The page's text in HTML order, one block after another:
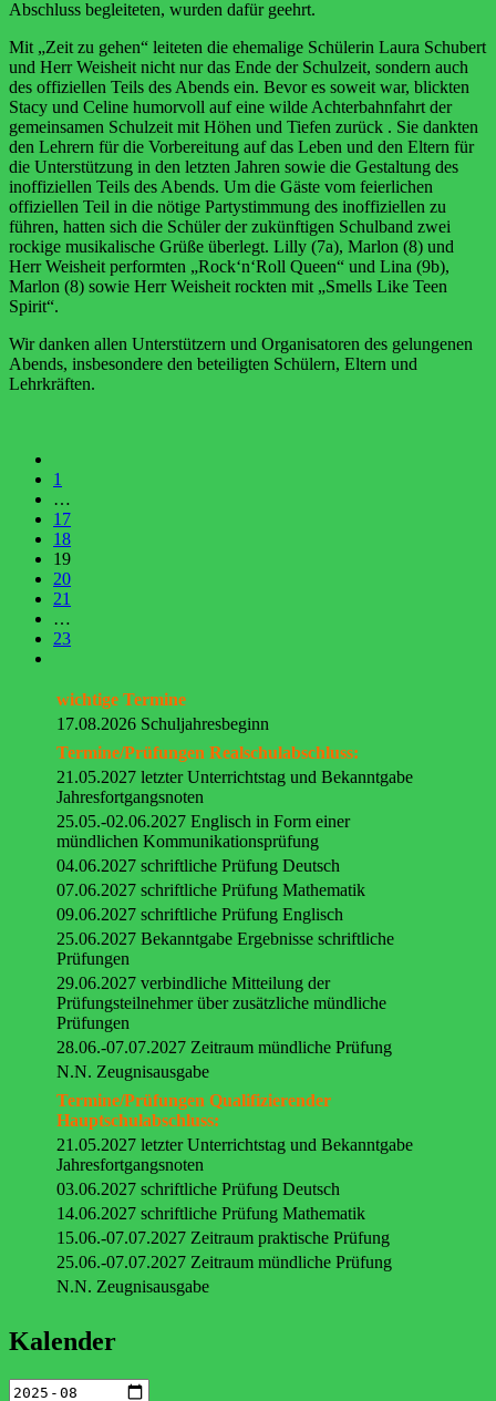
Abschluss begleiteten, wurden dafür geehrt.
Mit „Zeit zu gehen“ leiteten die ehemalige Schülerin Laura Schubert
und Herr Weisheit nicht nur das Ende der Schulzeit, sondern auch
des offiziellen Teils des Abends ein. Bevor es soweit war, blickten
Stacy und Celine humorvoll auf eine wilde Achterbahnfahrt der
gemeinsamen Schulzeit mit Höhen und Tiefen zurück . Sie dankten
den Lehrern für die Vorbereitung auf das Leben und den Eltern für
die Unterstützung in den letzten Jahren sowie die Gestaltung des
inoffiziellen Teils des Abends. Um die Gäste vom feierlichen
offiziellen Teil in die nötige Partystimmung des inoffiziellen zu
führen, hatten sich die Schüler der zukünftigen Schulband zwei
rockige musikalische Grüße überlegt. Lilly (7a), Marlon (8) und
Herr Weisheit performten „Rock‘n‘Roll Queen“ und Lina (9b),
Marlon (8) sowie Herr Weisheit rockten mit „Smells Like Teen
Spirit“.
Wir danken allen Unterstützern und Organisatoren des gelungenen
Abends, insbesondere den beteiligten Schülern, Eltern und
Lehrkräften.
1
…
17
18
19
20
21
…
23
wichtige Termine
17.08.2026 Schuljahresbeginn
Termine/Prüfungen Realschulabschluss:
21.05.2027 letzter Unterrichtstag und Bekanntgabe
Jahresfortgangsnoten
25.05.-02.06.2027 Englisch in Form einer
mündlichen Kommunikationsprüfung
04.06.2027 schriftliche Prüfung Deutsch
07.06.2027 schriftliche Prüfung Mathematik
09.06.2027 schriftliche Prüfung Englisch
25.06.2027 Bekanntgabe Ergebnisse schriftliche
Prüfungen
29.06.2027 verbindliche Mitteilung der
Prüfungsteilnehmer über zusätzliche mündliche
Prüfungen
28.06.-07.07.2027 Zeitraum mündliche Prüfung
N.N. Zeugnisausgabe
Termine/Prüfungen Qualifizierender
Hauptschulabschluss:
21.05.2027 letzter Unterrichtstag und Bekanntgabe
Jahresfortgangsnoten
03.06.2027 schriftliche Prüfung Deutsch
14.06.2027 schriftliche Prüfung Mathematik
15.06.-07.07.2027 Zeitraum praktische Prüfung
25.06.-07.07.2027 Zeitraum mündliche Prüfung
N.N. Zeugnisausgabe
Kalender